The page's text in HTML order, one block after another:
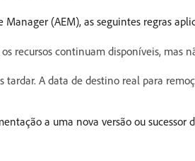
(AEM), as seguintes regras
recursos continuam disponíveis, mas
A data de destino real para
a uma nova versão ou